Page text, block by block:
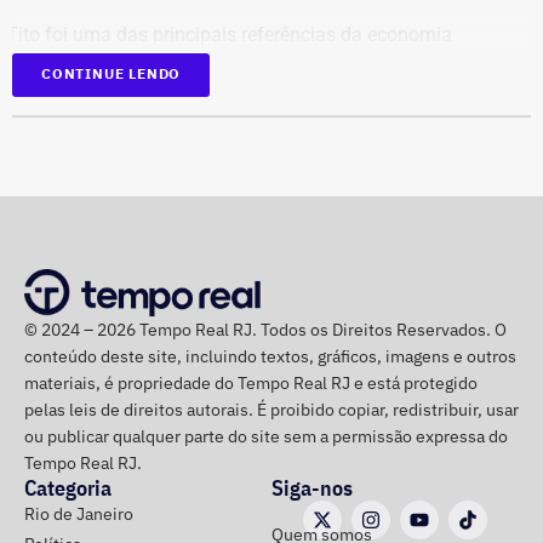
brasileira, com atuação de destaque na formulação de
políticas de desenvolvimento econômico para o estado do
O economista também ocupava a vice-presidência da
Sociedade Nacional de Agricultura; integrava a Academia
Nacional de Agricultura; e era membro do Instituto Brasileiro
de Economia, da Fundação Getulio Vargas (FGV).
Governo do estado emitiu nota de pesar
Em nota, o governador em exercício do Rio, Ricardo Couto,
CONTINUE LENDO
© 2024 – 2026 Tempo Real RJ. Todos os Direitos Reservados. O
conteúdo deste site, incluindo textos, gráficos, imagens e outros
materiais, é propriedade do Tempo Real RJ e está protegido
pelas leis de direitos autorais. É proibido copiar, redistribuir, usar
ou publicar qualquer parte do site sem a permissão expressa do
Tempo Real RJ.
Categoria
Rio de Janeiro
Siga-nos
Quem somos